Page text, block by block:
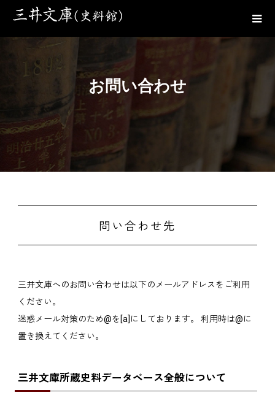
お問い合わせ
問い合わせ先
三井文庫へのお問い合わせは以下のメールアドレスをご利用
ください。
迷惑メール対策のため@を[a]にしております。 利用時は@に
置き換えてください。
三井文庫所蔵史料データベース全般について